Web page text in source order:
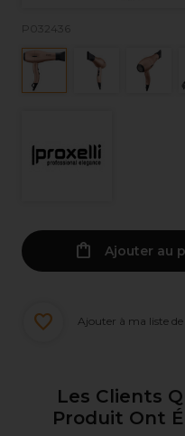
P032436
Ajouter au
Ajouter à ma liste
Les Clients
Produit Ont